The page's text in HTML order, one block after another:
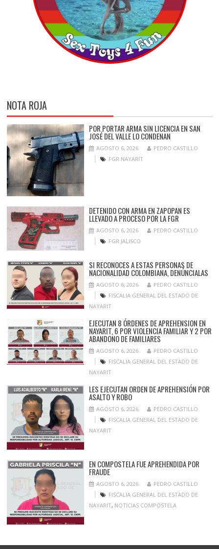
NOTA ROJA
POR PORTAR ARMA SIN LICENCIA EN SAN
JOSÉ DEL VALLE LO CONDENAN
AGOSTO 6, 2026
PEDRO CASTILLO
FGR NAYARIT
DETENIDO CON ARMA EN ZAPOPAN ES
LLEVADO A PROCESO POR LA FGR
AGOSTO 6, 2026
PEDRO CASTILLO
FGR JALISCO
SI RECONOCES A ESTAS PERSONAS DE
NACIONALIDAD COLOMBIANA, DENÚNCIALAS
AGOSTO 6, 2026
PEDRO CASTILLO
FISCALIA GENERAL DEL ESTADO DE
NAYARIT
EJECUTAN 8 ÓRDENES DE APREHENSION EN
NAYARIT, 6 POR VIOLENCIA FAMILIAR Y 2 POR
ABANDONO DE FAMILIARES
AGOSTO 6, 2026
PEDRO CASTILLO
FISCALIA GENERAL DEL ESTADO DE
NAYARIT
LES EJECUTAN ORDEN DE APREHENSIÓN POR
ASALTO Y ROBO
AGOSTO 6, 2026
PEDRO CASTILLO
FISCALIA GENERAL DEL ESTADO DE
NAYARIT
EN COMPOSTELA FUE APREHENDIDA POR
FRAUDE
AGOSTO 6, 2026
PEDRO CASTILLO
FISCALIA GENERAL DEL ESTADO DE
NAYARIT, NOTICIAS COMPOSTELA